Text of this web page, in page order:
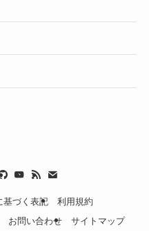
基づく表記
利用規約
お問い合わせ サイトマップ